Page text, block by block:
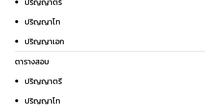
ปริญญาโท
ปริญญาเอก
ตารางสอบ
ปริญญาตรี
ปริญญาโท